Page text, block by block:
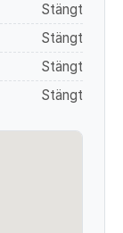
Stängt
Stängt
Stängt
Stängt